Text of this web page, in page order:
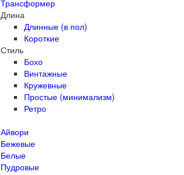
Трансформер
Длина
Длинные (в пол)
Короткие
Стиль
Бохо
Винтажные
Кружевные
Простые (минимализм)
Ретро
Айвори
Бежевые
Белые
Пудровые